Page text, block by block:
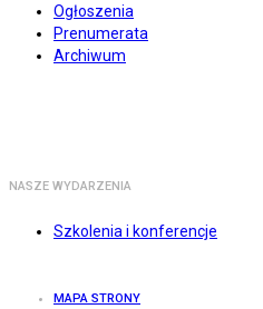
Ogłoszenia
Prenumerata
Archiwum
NASZE WYDARZENIA
Szkolenia i konferencje
MAPA STRONY